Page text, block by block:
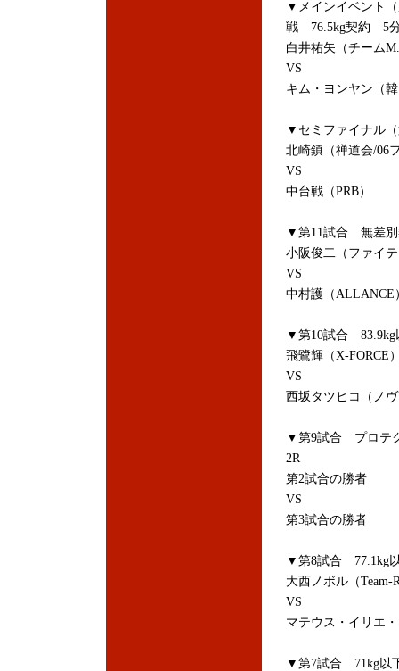
▼メインイベント
戦 76.5kg契約 5
白井祐矢（チーム
VS
キム・ヨンヤン（
▼セミファイナル
北崎鎮（禅道会/06
VS
中台戦（PRB）
▼第11試合 無差
小阪俊二（ファイ
VS
中村護（ALLANCE
▼第10試合
飛鷺輝（X-FORCE
VS
西坂タツヒコ（ノ
▼第9試合 プロテ
2R
第2試合の勝者
VS
第3試合の勝者
▼第8試合 77.1kg
大西ノボル（Team-
VS
マテウス・イリエ
▼第7試合 71kg以